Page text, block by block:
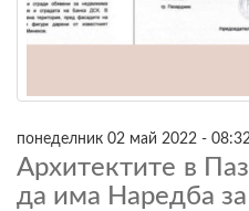
понеделник 02 май 2022 -
Архитектите в
да има Наредба за